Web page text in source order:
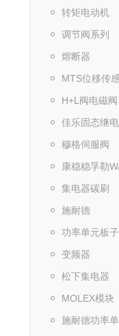
转矩电动机
调节阀系列
熔断器
MTS位移传
H+L阀电磁阀
佳乐固态继
穆格伺服阀
康稳稳孚勒
集电器碳刷
施耐德
功率单元板子
变频器
松下集电器
MOLEX模块
施耐德功率